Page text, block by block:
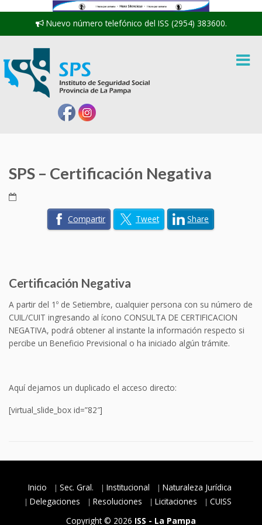
Nuevo número telefónico del ISS (2954) 383600.
SPS – Certificación Negativa
Compartir Tweet Share
Certificación Negativa
A partir del 1º de Setiembre, cualquier persona con su número de
CUIL/CUIT ingresando al ícono CONSULTA DE CERTIFICACION
NEGATIVA, podrá obtener al instante la información respecto si
percibe un Beneficio Previsional o ha iniciado algún trámite.
Aquí dejamos un duplicado el acceso directo:
[virtual_slide_box id=”82″]
Inicio Sec. Gral. Institucional
Naturaleza Jurídica
Delegaciones
Resoluciones Licitaciones
CUISS
Copyright © 2026 ISS - La Pampa